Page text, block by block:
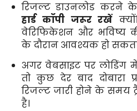
रिजल्ट डाउनलोड करने
हार्ड कॉपी जरूर रखें
वेरिफिकेशन और भविष्य
के दौरान आवश्यक हो
अगर वेबसाइट पर लोडिंग में
तो कुछ देर बाद दोबारा
रिजल्ट जारी होने के समय
है।